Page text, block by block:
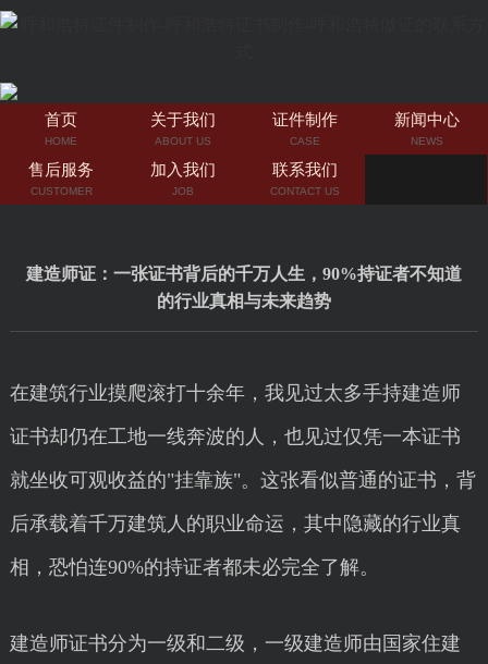
首页
HOME
关于我们
ABOUT US
证件制作
CASE
新闻中心
NEWS
售后服务
CUSTOMER
加入我们
JOB
联系我们
CONTACT US
建造师证：一张证书背后的千万人生，90%持证者不知道
的行业真相与未来趋势
在建筑行业摸爬滚打十余年，我见过太多手持建造师
证书却仍在工地一线奔波的人，也见过仅凭一本证书
就坐收可观收益的"挂靠族"。这张看似普通的证书，背
后承载着千万建筑人的职业命运，其中隐藏的行业真
相，恐怕连90%的持证者都未必完全了解。
建造师证书分为一级和二级，一级建造师由国家住建